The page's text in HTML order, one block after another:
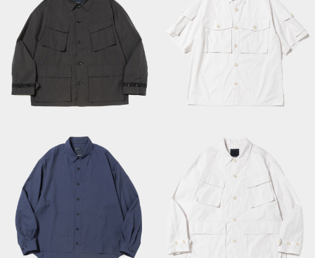
Trinity Chambray
Fatigue
Blouson/Ivory Black
Trinity Chambray
Safari S/S SH/RGB
White
Breathable Side Slit
Trinity Chambray
Fatigue